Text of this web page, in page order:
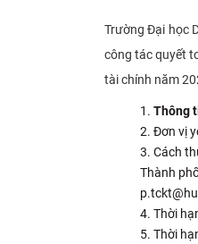
Trường Đại học
công tác quyết
tài chính năm
Thông
Đơn vị
Cách
Thành
Thời
Thời